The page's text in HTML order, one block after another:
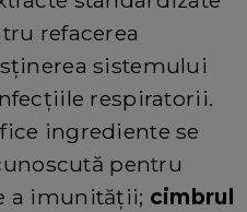
refacerea
sistemului
respiratorii.
ingrediente se
pentru
a imunității; cimbrul